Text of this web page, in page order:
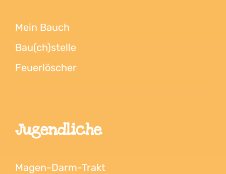
Mein Bauch
Bau(ch)stelle
Feuerlöscher
Jugendliche
Magen-Darm-Trakt